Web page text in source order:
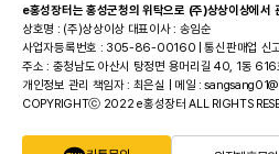
e홍성장터는 홍성군청의 위탁으로 (주)상상이상에서
상호명 : (주)상상이상 대표이사 : 송임순
사업자등록번호 : 305-86-00160 | 통신판매업
주소 : 충청남도 아산시 탕정면 용머리길 40, 1동 616
개인정보 관리 책임자 : 최은실 | 메일 :
COPYRIGHTⓒ 2022 e홍성장터 ALL RIGHTS